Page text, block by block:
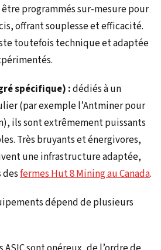
programmés sur-mesure pour
offrant souplesse et efficacité.
toutefois technique et adaptée
spécifique) :dédiés à un
(par exemple l’Antminer pour
ils sont extrêmement puissants
Très bruyants et énergivores,
une infrastructure adaptée,
desfermes Hut 8 Mining au Canada.
dépend de plusieurs